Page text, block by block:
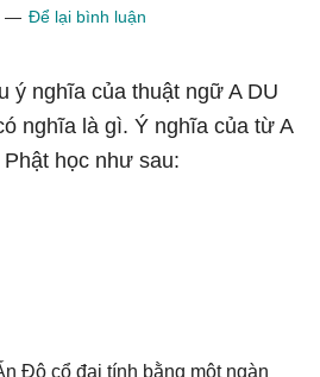
Để lại bình luận
ý nghĩa của thuật ngữ A DU
nghĩa là gì. Ý nghĩa của từ A
học như sau:
Độ cổ đại tính bằng một ngàn